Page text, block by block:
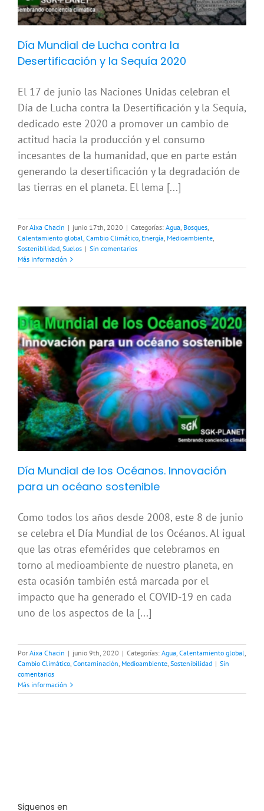
Día Mundial de Lucha contra la
Desertificación y la Sequía 2020
El 17 de junio las Naciones Unidas celebran el
Día de Lucha contra la Desertificación y la Sequía,
dedicado este 2020 a promover un cambio de
actitud hacia la producción y el consumo
incesantes de la humanidad, que en parte están
generando la desertificación y la degradación de
las tierras en el planeta. El lema [...]
Por Aixa Chacin | junio 17th, 2020 | Categorías: Agua, Bosques,
Calentamiento global, Cambio Climático, Energía, Medioambiente,
Sostenibilidad, Suelos | Sin comentarios
Más información
Día Mundial de los Océanos. Innovación
para un océano sostenible
Como todos los años desde 2008, este 8 de junio
se celebra el Día Mundial de los Océanos. Al igual
que las otras efemérides que celebramos en
torno al medioambiente de nuestro planeta, en
esta ocasión también está marcada por el
impacto que ha generado el COVID-19 en cada
uno de los aspectos de la [...]
Por Aixa Chacin | junio 9th, 2020 | Categorías: Agua, Calentamiento global,
Cambio Climático, Contaminación, Medioambiente, Sostenibilidad | Sin
comentarios
Más información
Siguenos en